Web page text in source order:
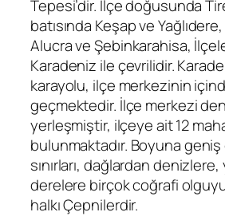
Tepesi’dir. İlçe doğusunda
batısında Keşap ve
Alucra ve Şebinkarahisa,
Karadeniz ile çevrilidir.
karayolu, ilçe merkezinin
geçmektedir. İlçe merkezi
yerleşmiştir, ilçeye ait 12
bulunmaktadır. Boyuna
sınırları, dağlardan
derelere birçok coğrafi
halkı Çepnilerdir.